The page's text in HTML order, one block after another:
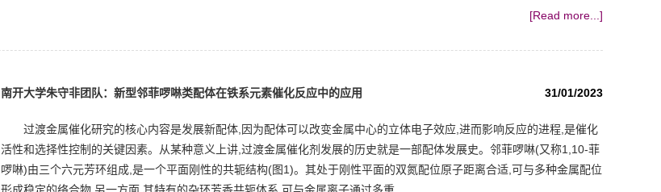
[Read more...]
南开大学朱守非团队：新型邻菲啰啉类配体在铁系元素催化反应中的应用 31/01/2023
过渡金属催化研究的核心内容是发展新配体,因为配体可以改变金属中心的立体电子效应,进而影响反应的进程,是催化
活性和选择性控制的关键因素。从某种意义上讲,过渡金属催化剂发展的历史就是一部配体发展史。邻菲啰啉(又称1,10-菲
啰啉)由三个六元芳环组成,是一个平面刚性的共轭结构(图1)。其处于刚性平面的双氮配位原子距离合适,可与多种金属配位